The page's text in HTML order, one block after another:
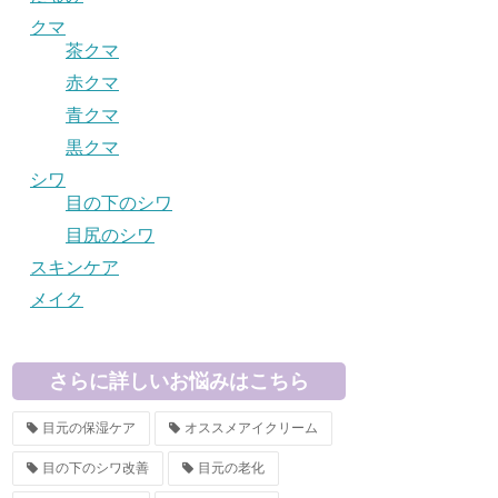
クマ
茶クマ
赤クマ
青クマ
黒クマ
シワ
目の下のシワ
目尻のシワ
スキンケア
メイク
さらに詳しいお悩みはこちら
目元の保湿ケア オススメアイクリーム
目の下のシワ改善 目元の老化